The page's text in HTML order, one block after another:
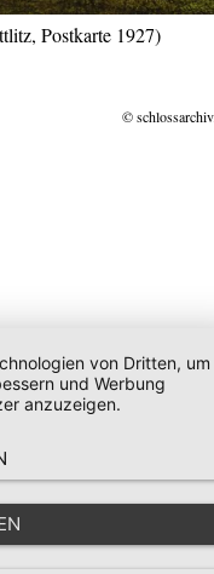
Postkarte 1927)
©
von Dritten, um
und Werbung
anzuzeigen.